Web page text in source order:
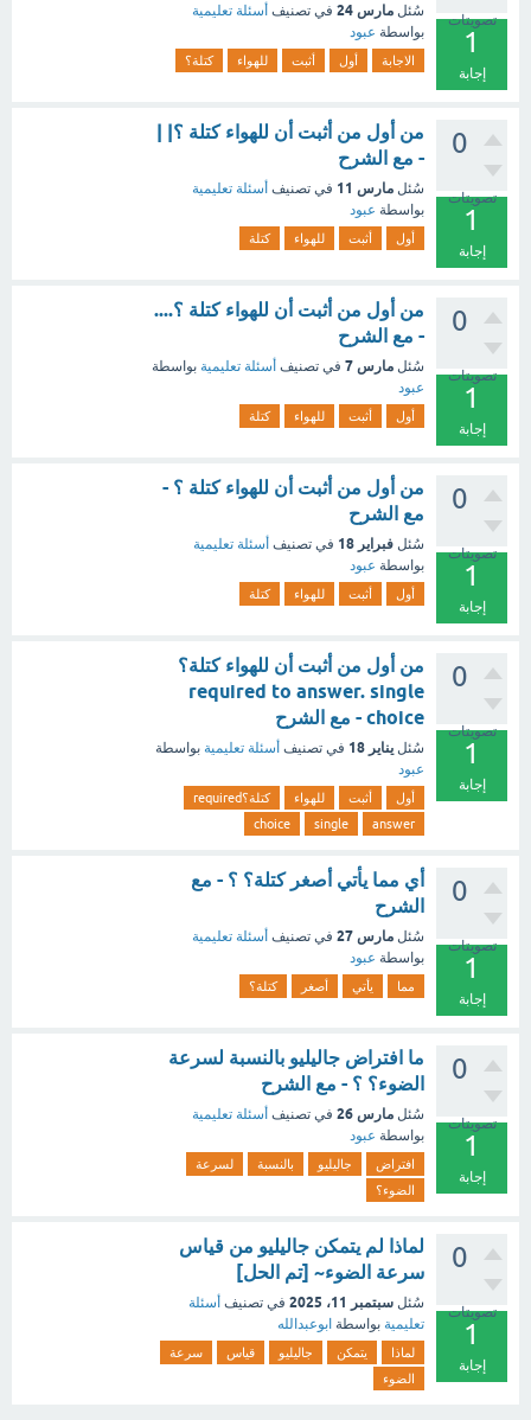
تصويتات
1
إجابة
سُئل مارس 24 في تصنيف أسئلة تعليمية
بواسطة عبود
الاجابة أول أثبت للهواء كتلة؟
0
تصويتات
1
إجابة
من أول من أثبت أن للهواء كتلة ؟| |
- مع الشرح
سُئل مارس 11 في تصنيف أسئلة تعليمية
بواسطة عبود
أول أثبت للهواء كتلة
0
تصويتات
1
إجابة
من أول من أثبت أن للهواء كتلة ؟....
- مع الشرح
سُئل مارس 7 في تصنيف أسئلة تعليمية بواسطة
عبود
أول أثبت للهواء كتلة
0
تصويتات
1
إجابة
من أول من أثبت أن للهواء كتلة ؟ -
مع الشرح
سُئل فبراير 18 في تصنيف أسئلة تعليمية
بواسطة عبود
أول أثبت للهواء كتلة
0
تصويتات
1
إجابة
من أول من أثبت أن للهواء كتلة؟
required to answer. single
choice - مع الشرح
سُئل يناير 18 في تصنيف أسئلة تعليمية بواسطة
عبود
أول أثبت للهواء
كتلة؟required
answer
single
choice
0
تصويتات
1
إجابة
أي مما يأتي أصغر كتلة؟ ؟ - مع
الشرح
سُئل مارس 27 في تصنيف أسئلة تعليمية
بواسطة عبود
مما يأتي أصغر كتلة؟
0
تصويتات
1
إجابة
ما افتراض جاليليو بالنسبة لسرعة
الضوء؟ ؟ - مع الشرح
سُئل مارس 26 في تصنيف أسئلة تعليمية
بواسطة عبود
افتراض جاليليو بالنسبة
لسرعة
الضوء؟
0
تصويتات
1
إجابة
لماذا لم يتمكن جاليليو من قياس
سرعة الضوء~ [تم الحل]
سُئل سبتمبر 11، 2025 في تصنيف أسئلة
تعليمية بواسطة ابوعبدالله
لماذا يتمكن جاليليو قياس
سرعة
الضوء